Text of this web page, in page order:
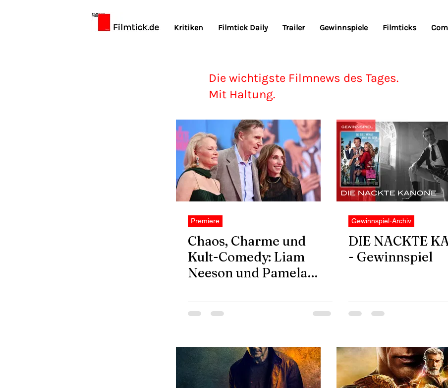
Kritiken Filmtick Daily Trailer Gewinnspiele Filmticks
Die wichtigste Filmnews des Tages.
Mit Haltung.
Premiere
Chaos, Charme und
Kult-Comedy: Liam
Neeson und Pamela
NACKTE KANONE in
Berlin
Gewinnspiel-Archiv
DIE NACKTE
- Gewinnspiel